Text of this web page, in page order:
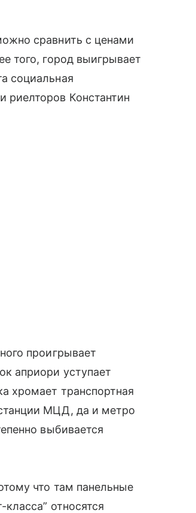
сравнить с ценами
того, город выигрывает
социальная
риелторов Константин
проигрывает
априори уступает
хромает транспортная
МЦД, да и метро
выбивается
что там панельные
относятся